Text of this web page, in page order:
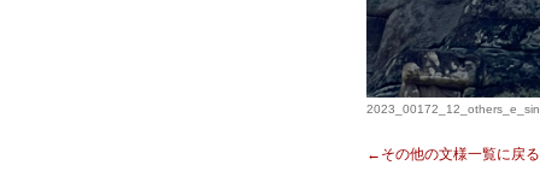
←その他の文様一覧に戻る